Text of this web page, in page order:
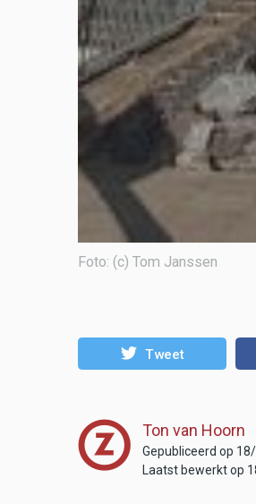
Foto: (c) Tom Janssen
Tweet
Ton van Hoorn
Gepubliceerd op
Laatst bewerkt op